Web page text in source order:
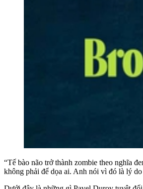
“Tế bào não trở thành zombie theo nghĩa
không phải để dọa ai. Anh nói vì đó là lý